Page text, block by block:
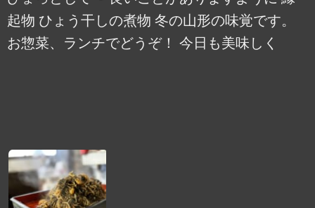
起物 ひょう干しの煮物 冬の山形の味覚です。
お惣菜、ランチでどうぞ！ 今日も美味しく